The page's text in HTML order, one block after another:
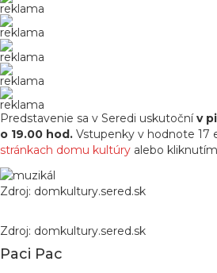
reklama
reklama
reklama
reklama
reklama
Predstavenie sa v Seredi uskutočnív
o 19.00 hod. Vstupenky v hodnote 17
stránkach domu kultúry alebo
Zdroj: domkultury.sered.sk
Zdroj: domkultury.sered.sk
Paci Pac